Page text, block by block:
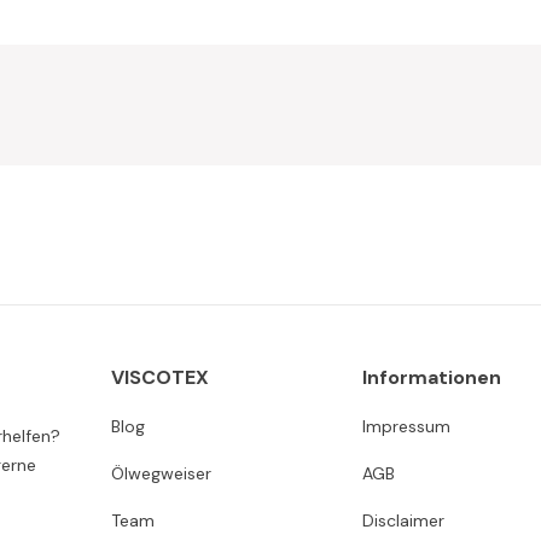
VISCOTEX
Blog
Ölwegweiser
Team
Informationen
Impressum
AGB
Disclaimer